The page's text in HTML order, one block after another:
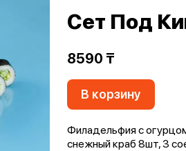
Сет Под
8590 ₸
В корзину
Филадельфия с
снежный краб 8шт, 3